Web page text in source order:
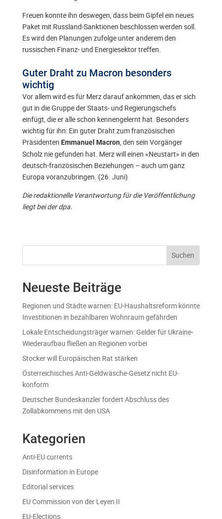
Freuen konnte ihn deswegen, dass beim Gipfel ein neues
Paket mit Russland-Sanktionen beschlossen werden soll.
Es wird den Planungen zufolge unter anderem den
russischen Finanz- und Energiesektor treffen.
Guter Draht zu Macron besonders
wichtig
Vor allem wird es für Merz darauf ankommen, das er sich
gut in die Gruppe der Staats- und Regierungschefs
einfügt, die er alle schon kennengelernt hat. Besonders
wichtig für ihn: Ein guter Draht zum französischen
Präsidenten Emmanuel Macron , den sein Vorgänger
Scholz nie gefunden hat. Merz will einen «Neustart» in den
deutsch-französischen Beziehungen – auch um ganz
Europa voranzubringen. (26. Juni)
Die redaktionelle Verantwortung für die Veröffentlichung
liegt bei der dpa.
Suchen
Neueste Beiträge
Regionen und Städte warnen: EU-Haushaltsreform könnte
Investitionen in bezahlbaren Wohnraum gefährden
Lokale Entscheidungsträger warnen: Gelder für Ukraine-
Wiederaufbau fließen an Regionen vorbei
Stocker will Europäischen Rat stärken
Österreichisches Anti-Geldwäsche-Gesetz nicht EU-
konform
Deutscher Bundeskanzler fordert Abschluss des
Zollabkommens mit den USA
Kategorien
Anti-EU currents
Disinformation in Europe
Editorial services
EU Commission von der Leyen II
EU-Elections